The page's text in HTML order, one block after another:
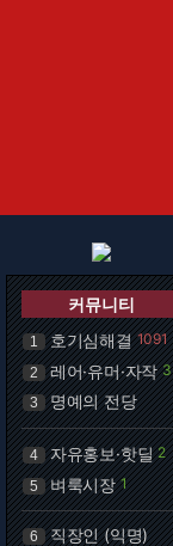
커뮤니티
1 호기심해결 1091
2 레어·유머·자작 3
3 명예의 전당
4 자유홍보·핫딜 2
5 벼룩시장 1
6 직장인 (익명)